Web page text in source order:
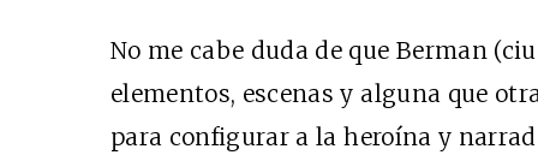
No me cabe duda de que Berman
elementos, escenas y alguna que
para configurar a la heroína y